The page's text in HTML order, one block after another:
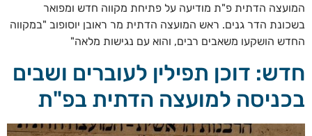
המועצה הדתית פ"ת מודיעה על פתיחת מקווה חדש ומפואר
בשכונת הדר גנים. ראש המועצה הדתית מר ראובן יוסופוב "במקווה
החדש הושקעו משאבים רבים, והוא עם נגישות מלאה"
חדש: דוכן תפילין לעוברים ושבים
בכניסה למועצה הדתית בפ"ת